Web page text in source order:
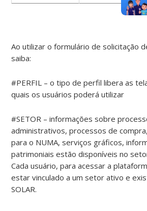
Ao utilizar o formulário de solicitação
saiba:
#PERFIL – o tipo de perfil libera as
quais os usuários poderá utilizar
#SETOR – informações sobre
administrativos, processos de
para o NUMA, serviços gráficos,
patrimoniais estão disponíveis no
Cada usuário, para acessar a
estar vinculado a um setor ativo e
SOLAR.